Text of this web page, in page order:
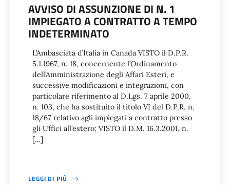
AVVISO DI ASSUNZIONE DI N. 1
IMPIEGATO A CONTRATTO A TEMPO
INDETERMINATO
L’Ambasciata d’Italia in Canada VISTO il D.P.R.
5.1.1967, n. 18, concernente l’Ordinamento
dell’Amministrazione degli Affari Esteri, e
successive modificazioni e integrazioni, con
particolare riferimento al D.Lgs. 7 aprile 2000,
n. 103, che ha sostituito il titolo VI del D.P.R. n.
18/67 relativo agli impiegati a contratto presso
gli Uffici all’estero; VISTO il D.M. 16.3.2001, n.
[…]
LEGGI DI PIÙ